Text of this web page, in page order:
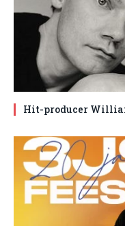
Hit-producer